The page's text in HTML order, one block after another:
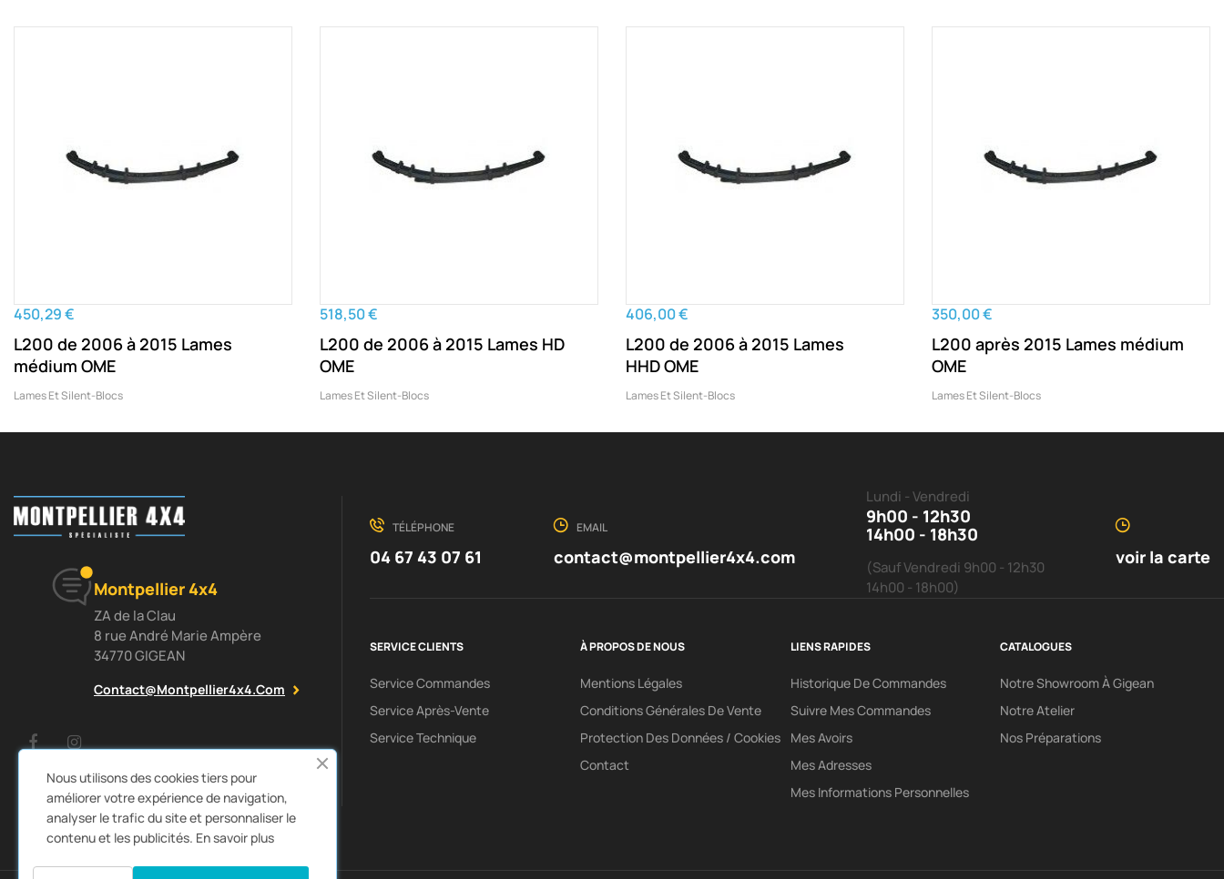
450,29 €
L200 de 2006 à 2015 Lames
médium OME
Lames Et Silent-Blocs
518,50 €
L200 de 2006 à 2015 Lames HD
OME
Lames Et Silent-Blocs
406,00 €
L200 de 2006 à 2015 Lames
HHD OME
Lames Et Silent-Blocs
350,00 €
L200 après 2015 Lames médium
OME
Lames Et Silent-Blocs
Montpellier 4x4
ZA de la Clau
8 rue André Marie Ampère
34770 GIGEAN
Contact@montpellier4x4.com
FacebookInstagram
TÉLÉPHONE
04 67 43 07 61
EMAIL
contact@montpellier4x4.com
Lundi - Vendredi
9h00 - 12h30
14h00 - 18h30
(Sauf Vendredi 9h00 - 12h30
14h00 - 18h00)
voir la carte
SERVICE CLIENTS
Service Commandes
Service Après-Vente
Service Technique
À PROPOS DE NOUS
Mentions Légales
Conditions Générales De Vente
Protection Des Données / Cookies
Contact
LIENS RAPIDES
Historique De Commandes
Suivre Mes Commandes
Mes Avoirs
Mes Adresses
Mes Informations Personnelles
CATALOGUES
Notre Showroom À Gigean
Notre Atelier
Nos Préparations
Nous utilisons des cookies tiers pour
améliorer votre expérience de navigation,
analyser le trafic du site et personnaliser le
contenu et les publicités. En savoir plus